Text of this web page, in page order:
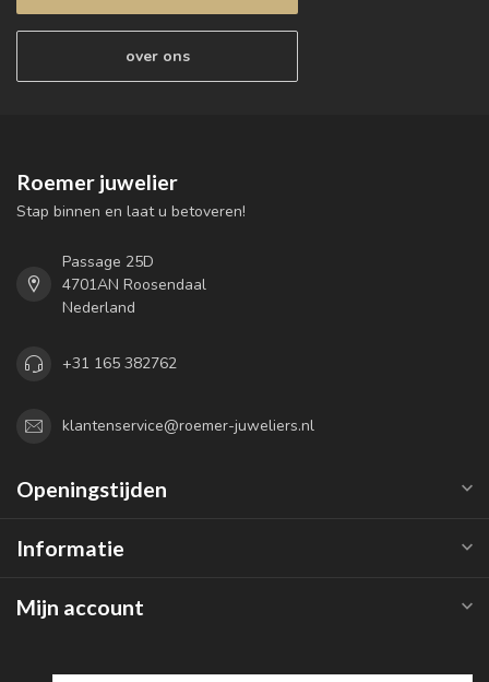
over ons
Roemer juwelier
Stap binnen en laat u betoveren!
Passage 25D
4701AN Roosendaal
Nederland
+31 165 382762
klantenservice@roemer-juweliers.nl
Openingstijden
Informatie
Mijn account